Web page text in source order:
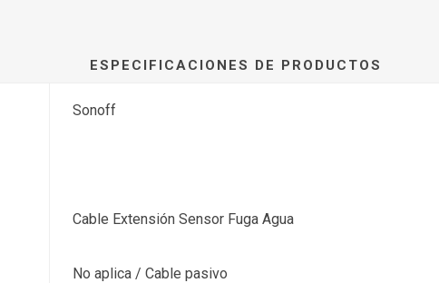
ESPECIFICACIONES DE PRODUCTOS
Sonoff
Cable Extensión Sensor Fuga Agua
No aplica / Cable pasivo